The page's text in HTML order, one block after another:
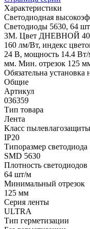
Характеристики
Светодиодная
Светодиоды 5630, 64
3M. Цвет ДНЕВНОЙ
160 лм/Вт, индекс
24 В, мощность 14.4
мм. Мин. отрезок 125
Обязательна установка
Общие
Артикул
036359
Тип товара
Лента
Класс пылевлагозащиты
IP20
Типоразмер светодиода
SMD 5630
Плотность светодиодов
64 шт/м
Минимальный отрезок
125 мм
Серия ленты
ULTRA
Тип герметизации